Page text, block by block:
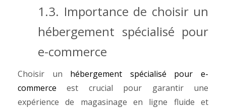
1.3. Importance de choisir un
hébergement spécialisé pour
e-commerce
Choisir un hébergement spécialisé pour e-
commerce est crucial pour garantir une
expérience de magasinage en ligne fluide et